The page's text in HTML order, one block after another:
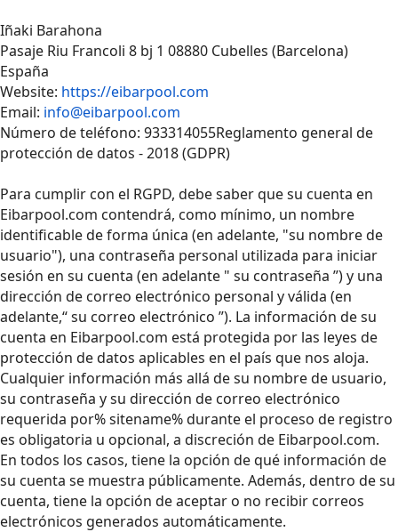
Iñaki Barahona
Pasaje Riu Francoli 8 bj 1 08880 Cubelles (Barcelona)
España
Website: https://eibarpool.com
Email: info@eibarpool.com
Número de teléfono: 933314055Reglamento general de
protección de datos - 2018 (GDPR)
Para cumplir con el RGPD, debe saber que su cuenta en
Eibarpool.com contendrá, como mínimo, un nombre
identificable de forma única (en adelante, "su nombre de
usuario"), una contraseña personal utilizada para iniciar
sesión en su cuenta (en adelante " su contraseña ”) y una
dirección de correo electrónico personal y válida (en
adelante,“ su correo electrónico ”). La información de su
cuenta en Eibarpool.com está protegida por las leyes de
protección de datos aplicables en el país que nos aloja.
Cualquier información más allá de su nombre de usuario,
su contraseña y su dirección de correo electrónico
requerida por% sitename% durante el proceso de registro
es obligatoria u opcional, a discreción de Eibarpool.com.
En todos los casos, tiene la opción de qué información de
su cuenta se muestra públicamente. Además, dentro de su
cuenta, tiene la opción de aceptar o no recibir correos
electrónicos generados automáticamente.